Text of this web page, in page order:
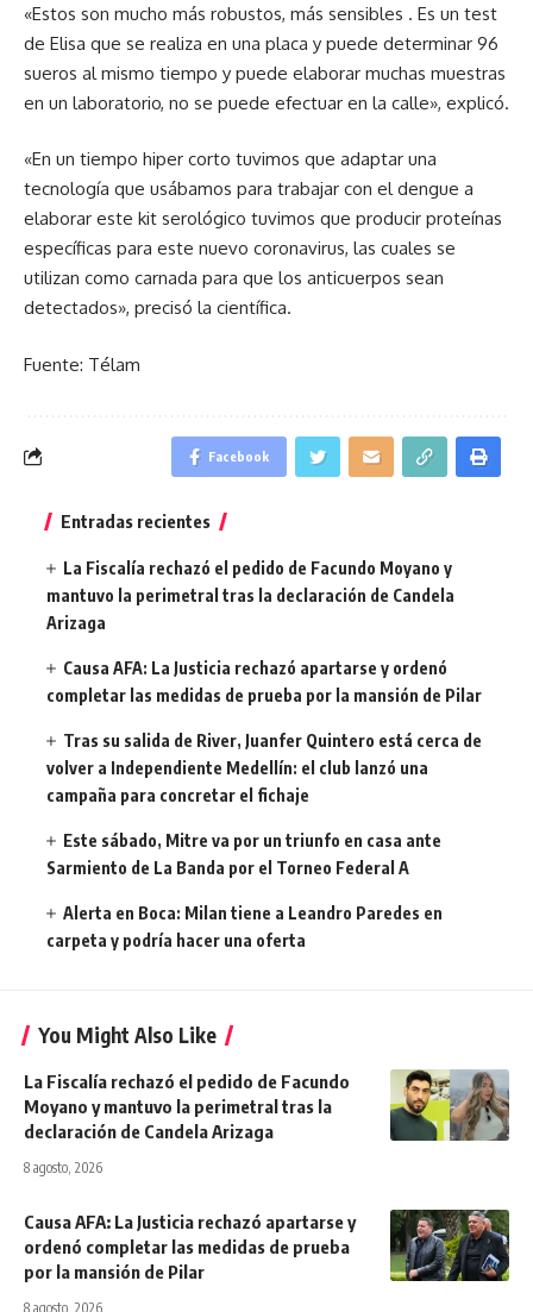
«Estos son mucho más robustos, más sensibles . Es un test
de Elisa que se realiza en una placa y puede determinar 96
sueros al mismo tiempo y puede elaborar muchas muestras
en un laboratorio, no se puede efectuar en la calle», explicó.
«En un tiempo hiper corto tuvimos que adaptar una
tecnología que usábamos para trabajar con el dengue a
elaborar este kit serológico tuvimos que producir proteínas
específicas para este nuevo coronavirus, las cuales se
utilizan como carnada para que los anticuerpos sean
detectados», precisó la científica.
Fuente: Télam
Facebook
Entradas recientes
La Fiscalía rechazó el pedido de Facundo Moyano y
mantuvo la perimetral tras la declaración de Candela
Arizaga
Causa AFA: La Justicia rechazó apartarse y ordenó
completar las medidas de prueba por la mansión de Pilar
Tras su salida de River, Juanfer Quintero está cerca de
volver a Independiente Medellín: el club lanzó una
campaña para concretar el fichaje
Este sábado, Mitre va por un triunfo en casa ante
Sarmiento de La Banda por el Torneo Federal A
Alerta en Boca: Milan tiene a Leandro Paredes en
carpeta y podría hacer una oferta
You Might Also Like
La Fiscalía rechazó el pedido de Facundo
Moyano y mantuvo la perimetral tras la
declaración de Candela Arizaga
8 agosto, 2026
Causa AFA: La Justicia rechazó apartarse y
ordenó completar las medidas de prueba
por la mansión de Pilar
8 agosto, 2026